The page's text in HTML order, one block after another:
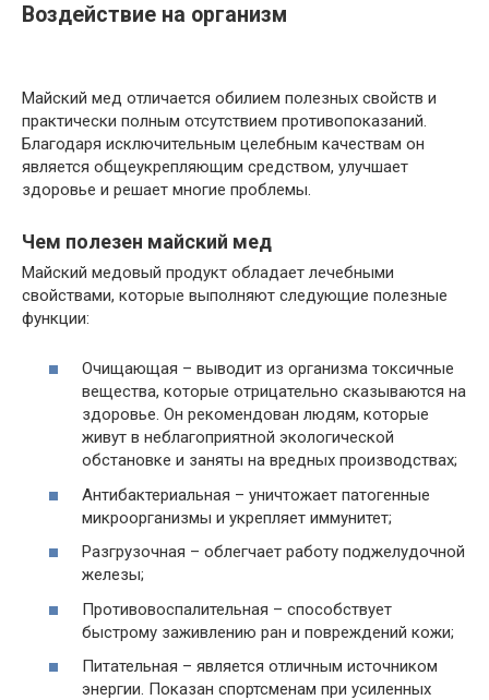
Воздействие на организм
Майский мед отличается обилием полезных свойств и
практически полным отсутствием противопоказаний.
Благодаря исключительным целебным качествам он
является общеукрепляющим средством, улучшает
здоровье и решает многие проблемы.
Чем полезен майский мед
Майский медовый продукт обладает лечебными
свойствами, которые выполняют следующие полезные
функции:
Очищающая – выводит из организма токсичные
вещества, которые отрицательно сказываются на
здоровье. Он рекомендован людям, которые
живут в неблагоприятной экологической
обстановке и заняты на вредных производствах;
Антибактериальная – уничтожает патогенные
микроорганизмы и укрепляет иммунитет;
Разгрузочная – облегчает работу поджелудочной
железы;
Противовоспалительная – способствует
быстрому заживлению ран и повреждений кожи;
Питательная – является отличным источником
энергии. Показан спортсменам при усиленных